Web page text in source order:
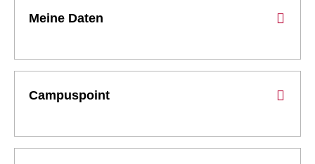
Meine Daten
Campuspoint